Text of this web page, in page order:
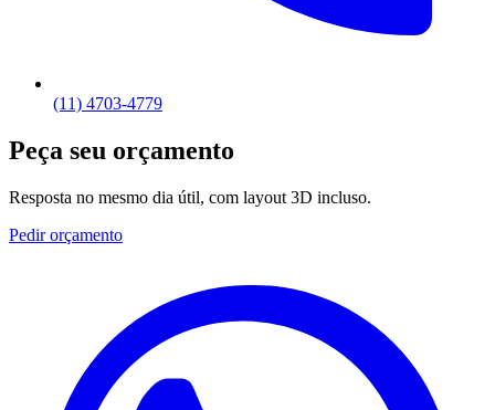
(11) 4703-4779
Peça seu orçamento
Resposta no mesmo dia útil, com layout 3D incluso.
Pedir orçamento